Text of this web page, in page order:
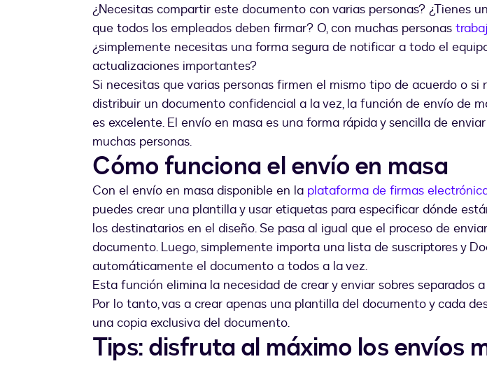
document
sur
tablette
¿Necesitas compartir este documento con varias personas? ¿Tienes
que todos los empleados deben firmar? O, con muchas personas
¿simplemente necesitas una forma segura de notificar a todo el
actualizaciones importantes?
Si necesitas que varias personas firmen el mismo tipo de acuerdo o si
distribuir un documento confidencial a la vez, la función de envío de
es excelente. El envío en masa es una forma rápida y sencilla de
muchas personas.
Cómo funciona el envío en masa
Con el envío en masa disponible en la plataforma de firmas
puedes crear una plantilla y usar etiquetas para especificar dónde
los destinatarios en el diseño. Se pasa al igual que el proceso de
documento. Luego, simplemente importa una lista de suscriptores y
automáticamente el documento a todos a la vez.
Esta función elimina la necesidad de crear y enviar sobres separados
Por lo tanto, vas a crear apenas una plantilla del documento y cada
una copia exclusiva del documento.
Tips: disfruta al máximo los envíos